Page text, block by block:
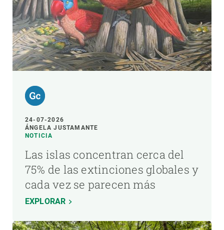
24-07-2026
ÁNGELA JUSTAMANTE
NOTICIA
Las islas concentran cerca del
75% de las extinciones globales y
cada vez se parecen más
EXPLORAR